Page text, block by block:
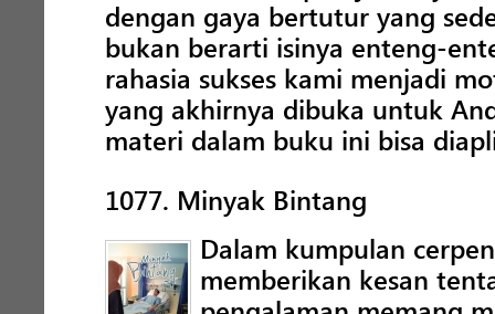
dengan gaya bertutur yang
bukan berarti isinya enteng-
rahasia sukses kami menjadi
yang akhirnya dibuka untuk
materi dalam buku ini bisa
1077. Minyak Bintang
Dalam kumpulan
memberikan kesan